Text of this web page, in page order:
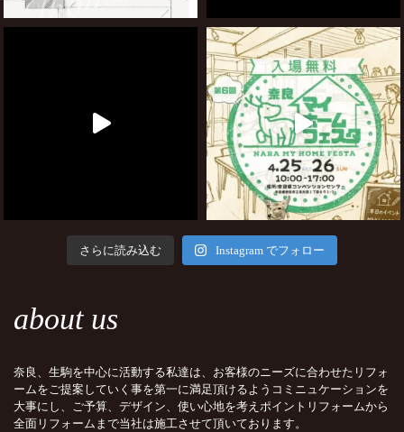
さらに読み込む Instagram でフォロー
about us
奈良、生駒を中心に活動する私達は、お客様のニーズに合わせたリフォ
ームをご提案していく事を第一に満足頂けるようコミニュケーションを
大事にし、ご予算、デザイン、使い心地を考えポイントリフォームから
全面リフォームまで当社は施工させて頂いております。